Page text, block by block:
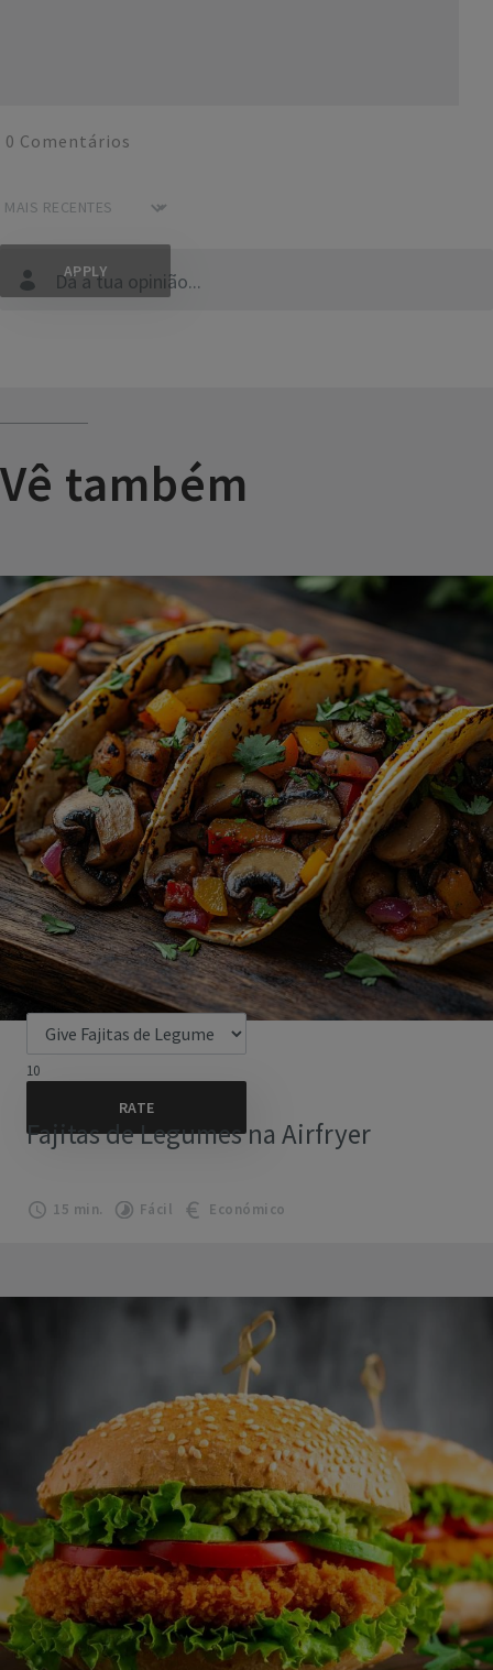
Dá a tua opinião...
0 Comentários
Vê também
10
Fajitas de Legumes na Airfryer
15 min. Fácil Económico